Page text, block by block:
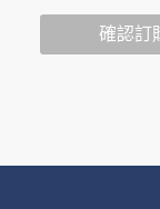
站上的聊天室或
確認訂